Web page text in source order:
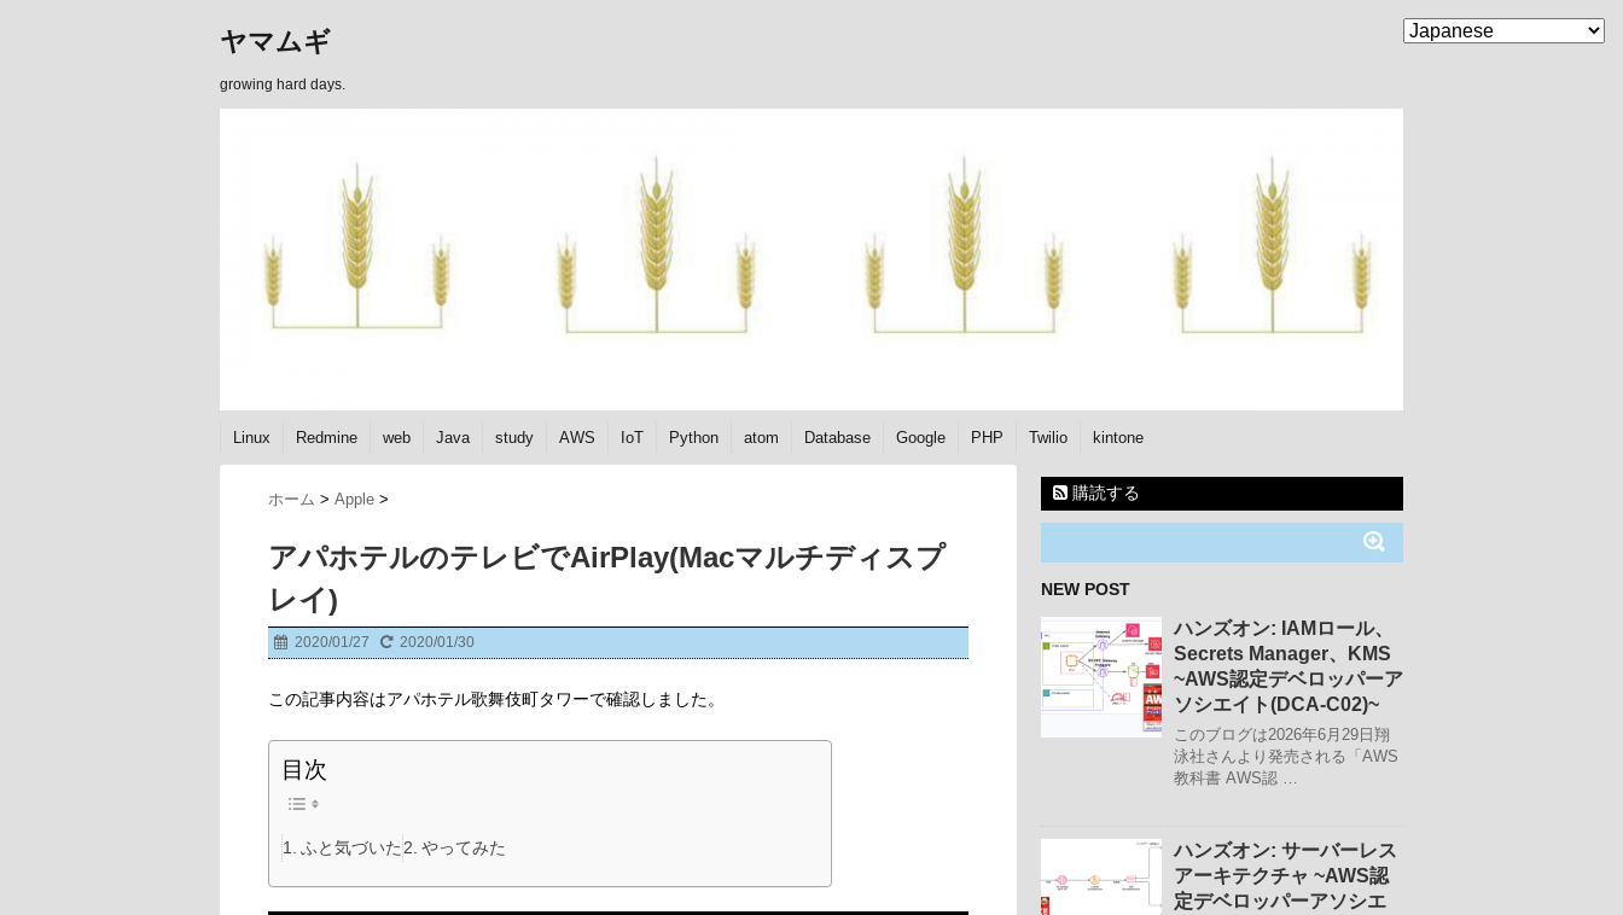
ヤマムギ
growing hard days.
Linux Redmine web Java study AWS IoT Python atom Database Google PHP Twilio kintone
ホーム > Apple >
アパホテルのテレビでAirPlay(Macマルチディスプ
レイ)
2020/01/27 2020/01/30
この記事内容はアパホテル歌舞伎町タワーで確認しました。
目次
ふと気づいた やってみた
購読する
NEW POST
ハンズオン: IAMロール、
Secrets Manager、KMS
~AWS認定デベロッパーア
ソシエイト(DCA-C02)~
このブログは2026年6月29日翔
泳社さんより発売される「AWS
教科書 AWS認 …
ハンズオン: サーバーレス
アーキテクチャ ~AWS認
定デベロッパーアソシエ